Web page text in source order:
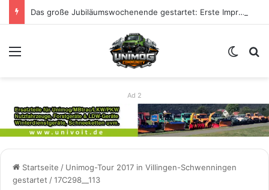
Das große Jubiläumswochenende gestartet: Erste Impressionen zu 80 Jahre Unimog
Skin
Ad 2
Startseite / Unimog-Tour 2017 in Villingen-Schwenningen
gestartet /17C298__113